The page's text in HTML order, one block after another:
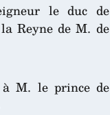
le duc de
Reyne de M. de
M. le prince de